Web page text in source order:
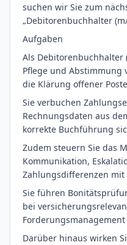
suchen wir Sie zum
„Debitorenbuchhalter
Aufgaben
Als Debitorenbuchhalter
Pflege und Abstimmung
die Klärung offener
Sie verbuchen
Rechnungsdaten aus
korrekte Buchführung
Zudem steuern Sie das
Kommunikation,
Zahlungsdifferenzen mit
Sie führen
bei
Forderungsmanagement
Darüber hinaus wirken